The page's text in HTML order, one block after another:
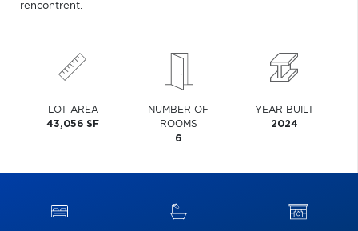
rencontrent.
LOT AREA
43,056 SF
NUMBER OF
ROOMS
6
YEAR BUILT
2024